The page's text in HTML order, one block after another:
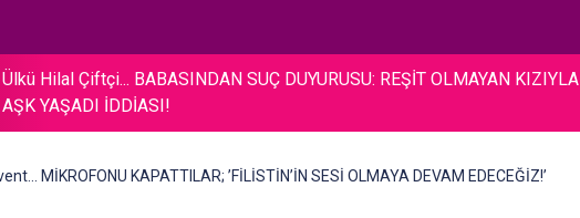
Ülkü Hilal Çiftçi... BABASINDAN SUÇ DUYURUSU: REŞİT OLMAYAN KIZIYLA
AŞK YAŞADI İDDİASI!
MİKROFONU KAPATTILAR; ’FİLİSTİN’İN SESİ OLMAYA DEVAM EDECEĞİZ!’